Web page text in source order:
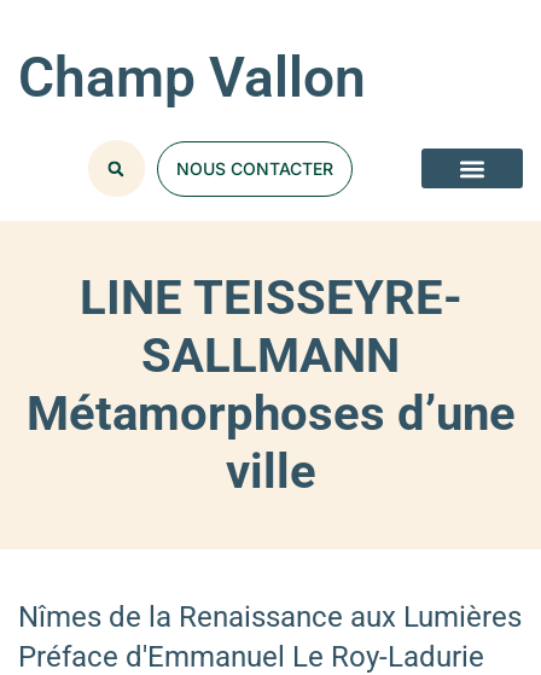
Champ Vallon
NOUS CONTACTER
LINE TEISSEYRE-
SALLMANN
Métamorphoses d’une
ville
Nîmes de la Renaissance aux Lumières
Préface d'Emmanuel Le Roy-Ladurie